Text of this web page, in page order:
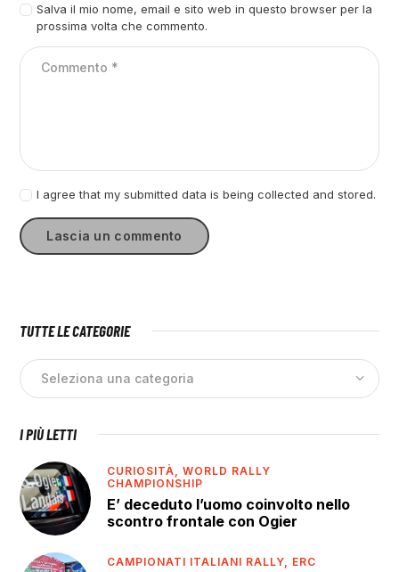
Salva il mio nome, email e sito web in questo browser per la
prossima volta che commento.
I agree that my submitted data is being collected and stored.
TUTTE LE CATEGORIE
I PIÙ LETTI
CURIOSITÀ,WORLD RALLY
CHAMPIONSHIP
E’ deceduto l’uomo coinvolto nello
scontro frontale con Ogier
CAMPIONATI ITALIANI RALLY, ERC